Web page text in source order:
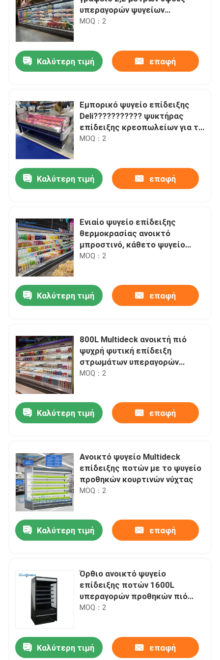
Σπίτι
Προϊόντα
Βίντεο
υπεραγορών ψυγείων
επίδειξης
MOQ：2
Καλύτερη τιμή επαφή
Εμπορικό ψυγείο επίδειξης
Deli??????????? ψυκτήρας
επίδειξης κρεοπωλείων για το
κατάστημα κρέατος
MOQ：2
Καλύτερη τιμή επαφή
Ενιαίο ψυγείο επίδειξης
θερμοκρασίας ανοικτό
μπροστινό, κάθετο ψυγείο
περίπτωσης επίδειξης
MOQ：2
Καλύτερη τιμή επαφή
800L Multideck ανοικτή πιό
ψυχρή φυτική επίδειξη
στρωμάτων υπεραγορών
διευθετήσιμη
MOQ：2
Καλύτερη τιμή επαφή
Ανοικτό ψυγείο Multideck
επίδειξης ποτών με το ψυγείο
προθηκών κουρτινών νύχτας
MOQ：2
Καλύτερη τιμή επαφή
Όρθιο ανοικτό ψυγείο
επίδειξης ποτών 1600L
υπεραγορών προθηκών πιό
ψυχρό
MOQ：2
Καλύτερη τιμή επαφή